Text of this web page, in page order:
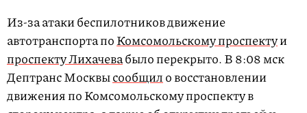
Из-за атаки беспилотников движение
автотранспорта поКомсомольскому проспектуи
проспекту Лихачевабыло перекрыто. В 8:08 мск
Дептранс Москвысообщило восстановлении
движения по Комсомольскому проспекту в